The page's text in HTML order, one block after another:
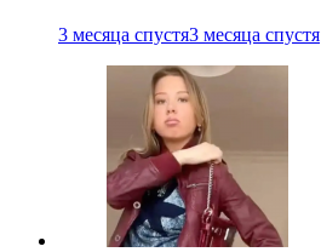
3 месяца спустя3 месяца спустя